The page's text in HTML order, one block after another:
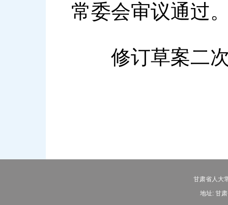
常委会审议通过
修订草案二次
甘肃省人大
地址: 甘